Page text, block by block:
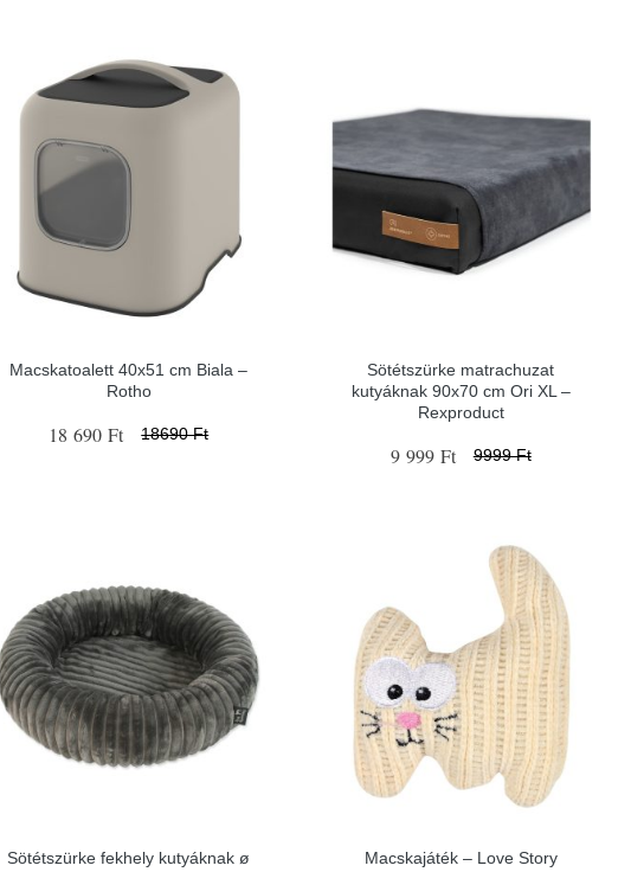
Macskatoalett 40x51 cm Biala –
Rotho
18 690 Ft 18690 Ft
Sötétszürke matrachuzat
kutyáknak 90x70 cm Ori XL –
Rexproduct
9 999 Ft 9999 Ft
Sötétszürke fekhely kutyáknak ø
Macskajáték – Love Story